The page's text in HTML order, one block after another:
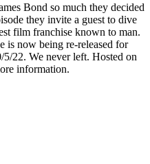
Bond so much they decided
they invite a guest to dive
film franchise known to man.
is now being re-released for
22. We never left. Hosted on
information.